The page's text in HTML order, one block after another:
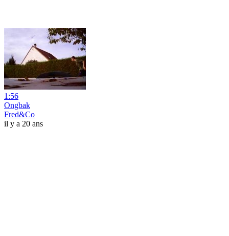
1:56
Ongbak
Fred&Co
il y a 20 ans